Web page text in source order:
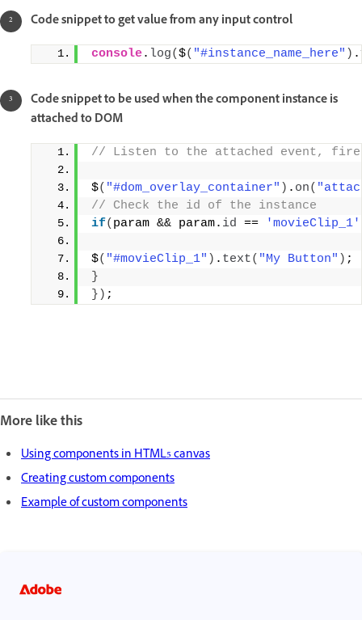
Code snippet to get value from any input control
console. log($( "#instance_name_here" ) .
Code snippet to be used when the component instance is
attached to DOM
// Listen to the attached event, fired
$( "#dom_overlay_container" ) . on(
// Check the id of the instance
if( param && param. id == 'movieClip_1'
$( "#movieClip_1" ) . text( "My Button" )
}
} ) ;
More like this
Using components in HTML5 canvas
Creating custom components
Example of custom components